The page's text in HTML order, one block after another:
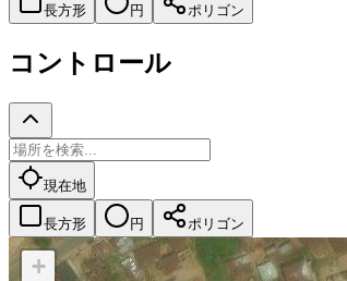
長方形 円 ポリゴン
コントロール
現在地
長方形 円 ポリゴン
+